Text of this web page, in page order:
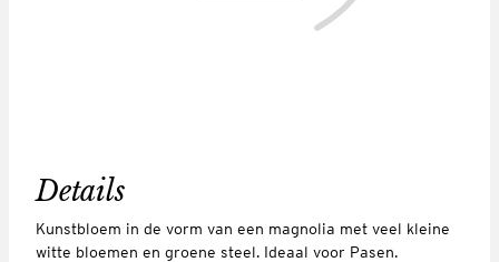
Details
Kunstbloem in de vorm van een magnolia met veel kleine
witte bloemen en groene steel. Ideaal voor Pasen.